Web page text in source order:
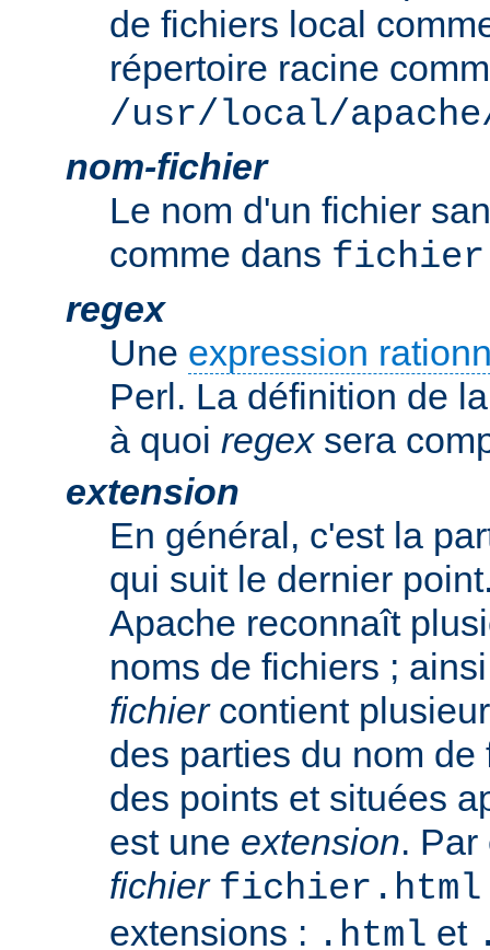
de fichiers local
répertoire racine
/usr/local/
nom-fichier
Le nom d'un fichier
comme dans
regex
Une expression
Perl. La définition de
à quoi regexsera
extension
En général, c'est la
qui suit le dernier
Apache reconnaît
noms de fichiers ;
fichiercontient
des parties du nom
des points et situées
est une extension.
fichier
extensions : .html et